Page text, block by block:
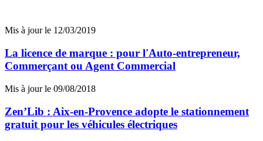
Mis à jour le 12/03/2019
La licence de marque : pour l'Auto-entrepreneur,
Commerçant ou Agent Commercial
Mis à jour le 09/08/2018
Zen’Lib : Aix-en-Provence adopte le stationnement
gratuit pour les véhicules électriques